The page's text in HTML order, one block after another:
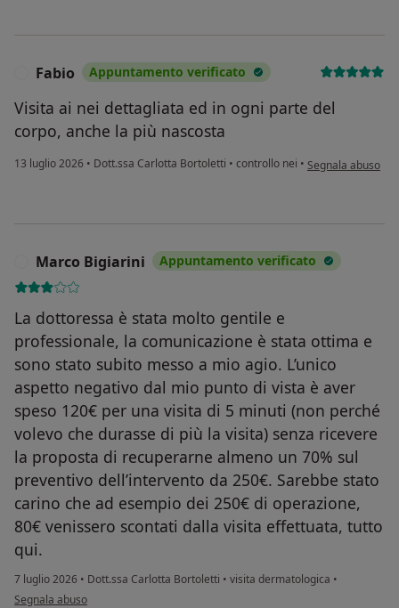
Fabio Appuntamento verificato
Visita ai nei dettagliata ed in ogni parte del
corpo, anche la più nascosta
13 luglio 2026 • Dott.ssa Carlotta Bortoletti • controllo nei • secondo
Segnala abuso
Marco Bigiarini Appuntamento verificato
La dottoressa è stata molto gentile e
professionale, la comunicazione è stata ottima e
sono stato subito messo a mio agio. L’unico
aspetto negativo dal mio punto di vista è aver
speso 120€ per una visita di 5 minuti (non perché
volevo che durasse di più la visita) senza ricevere
la proposta di recuperarne almeno un 70% sul
preventivo dell’intervento da 250€. Sarebbe stato
carino che ad esempio dei 250€ di operazione,
80€ venissero scontati dalla visita effettuata, tutto
qui.
7 luglio 2026 • Dott.ssa Carlotta Bortoletti • visita dermatologica •
secondo l'opinione dell'utente Marco Bigiarini
Segnala abuso